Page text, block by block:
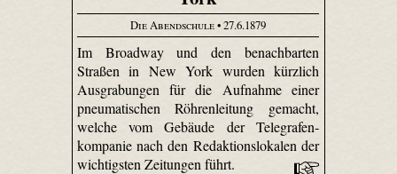
Die Abendschule• 27.6.1879
Im Broadway und den benachbarten
Straßen in New York wurden kürzlich
Ausgrabungen für die Aufnahme einer
pneumatischen Röhrenleitung gemacht,
welche vom Gebäude der Tele­grafen­
kompanie nach den Redak­tions­lokalen der
wichtigsten Zeitungen führt.